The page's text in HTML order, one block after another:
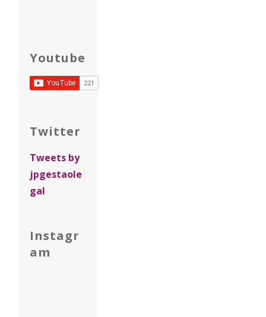
Youtube
Twitter
Tweets by
jpgestaole
gal
Instagr
am